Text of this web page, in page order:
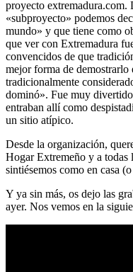
proyecto extremadura.com.
«subproyecto» podemos
mundo» y que tiene como
que ver con Extremadura
convencidos de que
mejor forma de demostrarlo
tradicionalmente
dominó». Fue muy
entraban allí como
un sitio atípico.
Desde la organización,
Hogar Extremeño y a todas
sintiésemos como en casa
Y ya sin más, os dejo las
ayer. Nos vemos en la